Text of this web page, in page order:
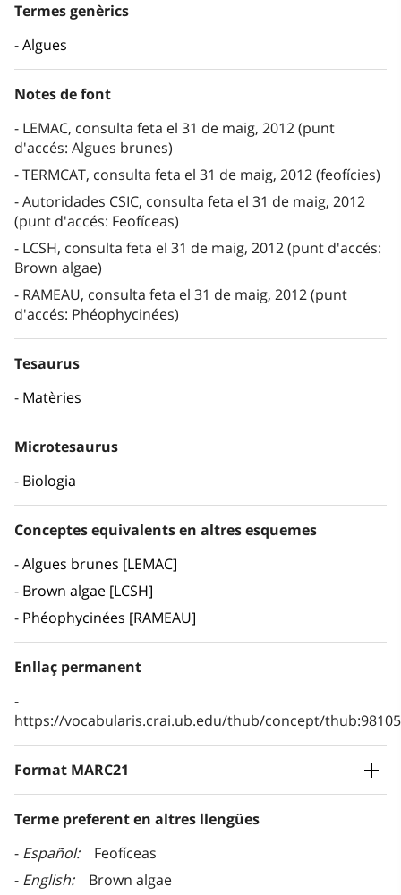
Termes genèrics
Algues
Notes de font
LEMAC, consulta feta el 31 de maig, 2012 (punt
d'accés: Algues brunes)
TERMCAT, consulta feta el 31 de maig, 2012 (feofícies)
Autoridades CSIC, consulta feta el 31 de maig, 2012
(punt d'accés: Feofíceas)
LCSH, consulta feta el 31 de maig, 2012 (punt d'accés:
Brown algae)
RAMEAU, consulta feta el 31 de maig, 2012 (punt
d'accés: Phéophycinées)
Tesaurus
Matèries
Microtesaurus
Biologia
Conceptes equivalents en altres esquemes
Algues brunes [LEMAC]
Brown algae [LCSH]
Phéophycinées [RAMEAU]
Enllaç permanent
https://vocabularis.crai.ub.edu/thub/concept/
Format MARC21
Terme preferent en altres llengües
Español
Feofíceas
English
Brown algae